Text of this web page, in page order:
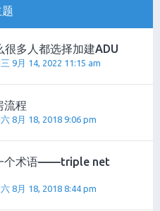
题
很多人都选择加建ADU
三 9月 14, 2022 11:15 am
流程
六 8月 18, 2018 9:06 pm
个术语——triple net
六 8月 18, 2018 8:44 pm